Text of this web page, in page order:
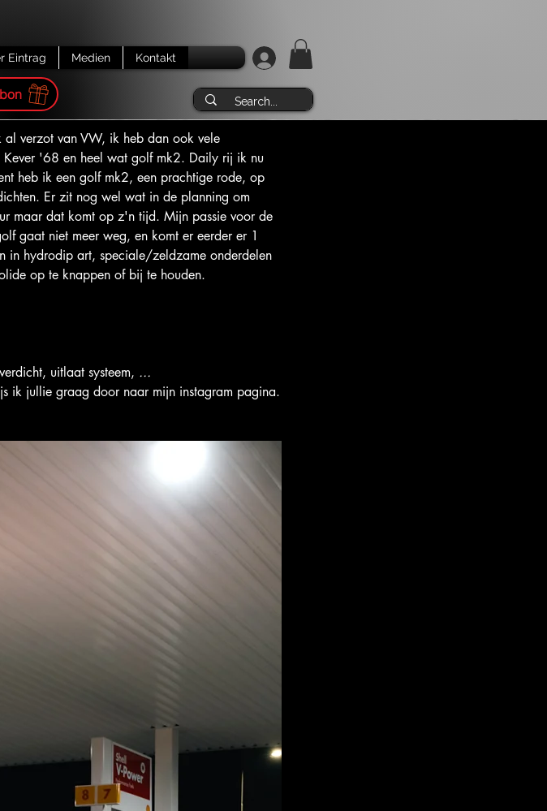
Eintrag Medien Kontakt
verzot van VW, ik heb dan ook vele
Kever '68 en heel wat golf mk2. Daily rij ik nu
heb ik een golf mk2, een prachtige rode, op
Er zit nog wel wat in de planning om
maar dat komt op z'n tijd. Mijn passie voor de
gaat niet meer weg, en komt er eerder er 1
in hydrodip art, speciale/zeldzame onderdelen
op te knappen of bij te houden.
uitlaat systeem, ...
ik jullie graag door naar mijn instagram pagina.